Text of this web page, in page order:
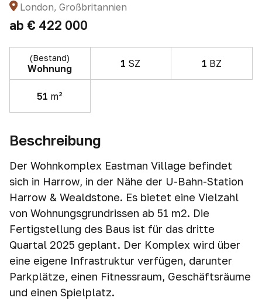
London, Großbritannien
ab € 422 000
(Bestand)
Wohnung 1 SZ 1 BZ
51 m²
Beschreibung
Der Wohnkomplex Eastman Village befindet
sich in Harrow, in der Nähe der U-Bahn-Station
Harrow & Wealdstone. Es bietet eine Vielzahl
von Wohnungsgrundrissen ab 51 m2. Die
Fertigstellung des Baus ist für das dritte
Quartal 2025 geplant. Der Komplex wird über
eine eigene Infrastruktur verfügen, darunter
Parkplätze, einen Fitnessraum, Geschäftsräume
und einen Spielplatz.